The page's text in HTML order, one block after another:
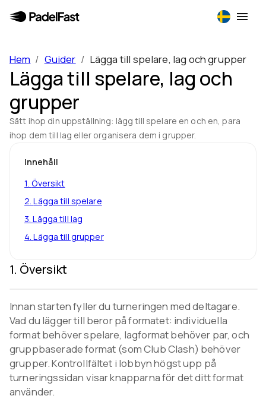
Hem / Guider / Lägga till spelare, lag och grupper
Lägga till spelare, lag och
grupper
Sätt ihop din uppställning: lägg till spelare en och en, para
ihop dem till lag eller organisera dem i grupper.
Innehåll
1.Översikt
2.Lägga till spelare
3.Lägga till lag
4.Lägga till grupper
1. Översikt
Innan starten fyller du turneringen med deltagare.
Vad du lägger till beror på formatet: individuella
format behöver spelare, lagformat behöver par, och
gruppbaserade format (som Club Clash) behöver
grupper. Kontrollfältet i lobbyn högst upp på
turneringssidan visar knapparna för det ditt format
använder.